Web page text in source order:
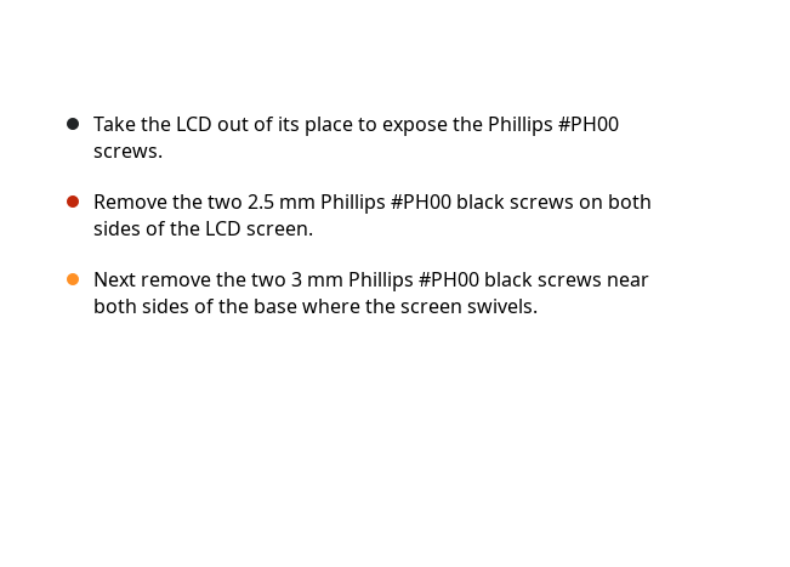
Take the LCD out of its place to expose the Phillips #PH00
screws.
Remove the two 2.5 mm Phillips #PH00 black screws on both
sides of the LCD screen.
Next remove the two 3 mm Phillips #PH00 black screws near
both sides of the base where the screen swivels.